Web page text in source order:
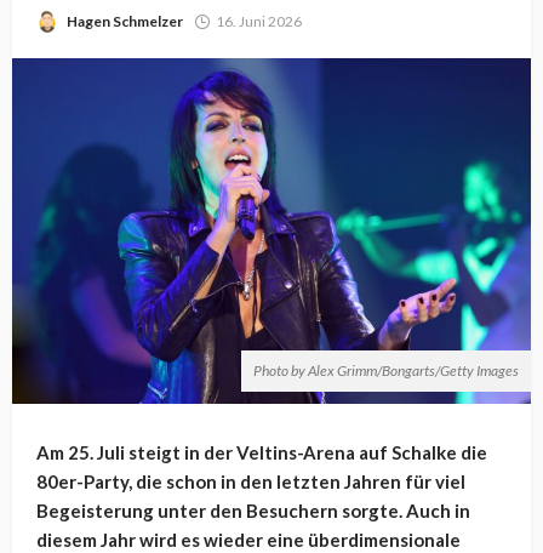
Hagen Schmelzer 16. Juni 2026
Photo by Alex Grimm/Bongarts/Getty Images
Am 25. Juli steigt in der Veltins-Arena auf Schalke die
80er-Party, die schon in den letzten Jahren für viel
Begeisterung unter den Besuchern sorgte. Auch in
diesem Jahr wird es wieder eine überdimensionale